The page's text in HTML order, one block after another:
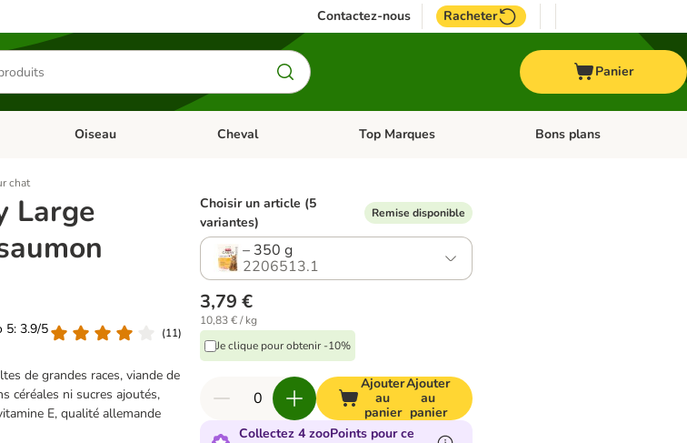
Contactez-nous Racheter
Panier
Rongeur & Co
Dérouler les catégories: Poisson
Oiseau Dérouler les catégories: Oiseau
Cheval Dérouler les catégories: Cheval
Top Marques Dérouler les catégories: Top
Bons plans
chat
Large
5: 3.9/5
(11)
de grandes races, viande de
céréales ni sucres ajoutés,
E, qualité allemande
Choisir un article (5
variantes)
Remise disponible
– 350 g
2206513.1
3,79 €
10,83 € / kg
Je clique pour obtenir -10%
Ajouter
au
panier
Ajouter
au
panier
Collectez 4 zooPoints pour ce